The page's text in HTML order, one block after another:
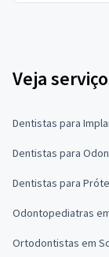
Veja
Dentistas para
Dentistas para
Dentistas para
Odontopediatras
Ortodontistas em